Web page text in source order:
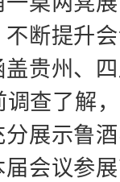
断提升
贵州、
查了解
展示鲁
会议参